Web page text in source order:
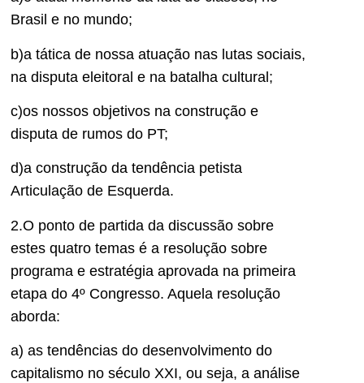
Brasil e no mundo;
b)a tática de nossa atuação nas lutas sociais,
na disputa eleitoral e na batalha cultural;
c)os nossos objetivos na construção e
disputa de rumos do PT;
d)a construção da tendência petista
Articulação de Esquerda.
2.O ponto de partida da discussão sobre
estes quatro temas é a resolução sobre
programa e estratégia aprovada na primeira
etapa do 4º Congresso. Aquela resolução
aborda:
a) as tendências do desenvolvimento do
capitalismo no século XXI, ou seja, a análise